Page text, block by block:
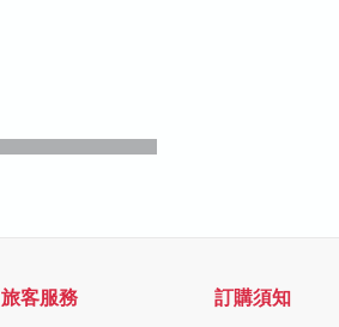
旅客服務 訂購須知